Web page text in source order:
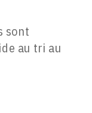
sont
au tri au